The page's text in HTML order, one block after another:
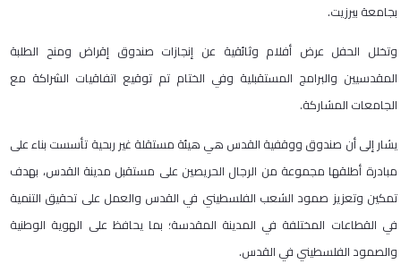
بجامعة بيرزيت.
وتخلل الحفل عرض أفلام وثائقية عن إنجازات صندوق إقراض ومنح الطلبة
المقدسيين والبرامج المستقبلية وفي الختام تم توقيع اتفاقيات الشراكة مع
الجامعات المشاركة.
يشار إلى أن صندوق ووقفية القدس هي هيئة مستقلة غير ربحية تأسست بناء على
مبادرة أطلقها مجموعة من الرجال الحريصين على مستقبل مدينة القدس، بهدف
تمكين وتعزيز صمود الشعب الفلسطيني في القدس والعمل على تحقيق التنمية
في القطاعات المختلفة في المدينة المقدسة؛ بما يحافظ على الهوية الوطنية
والصمود الفلسطيني في القدس.